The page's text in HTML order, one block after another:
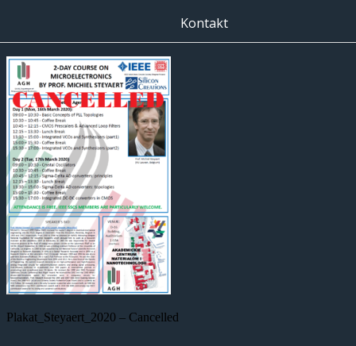
Kontakt
Plakat_Steyaert_2020 – Cancelled